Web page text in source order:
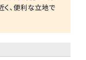
く、便利な立地で